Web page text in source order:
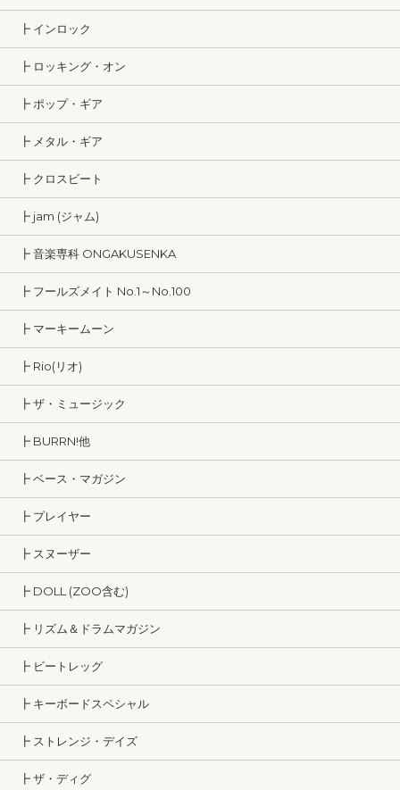
┣ インロック
┣ ロッキング・オン
┣ ポップ・ギア
┣ メタル・ギア
┣ クロスビート
┣ jam (ジャム)
┣ 音楽専科 ONGAKUSENKA
┣ フールズメイト No.1～No.100
┣ マーキームーン
┣ Rio(リオ)
┣ ザ・ミュージック
┣ BURRN!他
┣ ベース・マガジン
┣ プレイヤー
┣ スヌーザー
┣ DOLL (ZOO含む)
┣ リズム＆ドラムマガジン
┣ ビートレッグ
┣ キーボードスペシャル
┣ ストレンジ・デイズ
┣ ザ・ディグ